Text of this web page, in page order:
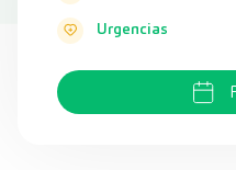
Urgencias